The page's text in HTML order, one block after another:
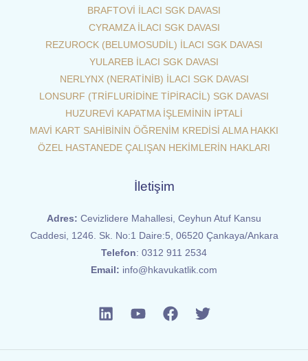
BRAFTOVİ İLACI SGK DAVASI
CYRAMZA İLACI SGK DAVASI
REZUROCK (BELUMOSUDİL) İLACI SGK DAVASI
YULAREB İLACI SGK DAVASI
NERLYNX (NERATİNİB) İLACI SGK DAVASI
LONSURF (TRİFLURİDİNE TİPİRACİL) SGK DAVASI
HUZUREVİ KAPATMA İŞLEMİNİN İPTALİ
MAVİ KART SAHİBİNİN ÖĞRENİM KREDİSİ ALMA HAKKI
ÖZEL HASTANEDE ÇALIŞAN HEKİMLERİN HAKLARI
İletişim
Adres: Cevizlidere Mahallesi, Ceyhun Atuf Kansu
Caddesi, 1246. Sk. No:1 Daire:5, 06520 Çankaya/Ankara
Telefon: 0312 911 2534
Email: info@hkavukatlik.com